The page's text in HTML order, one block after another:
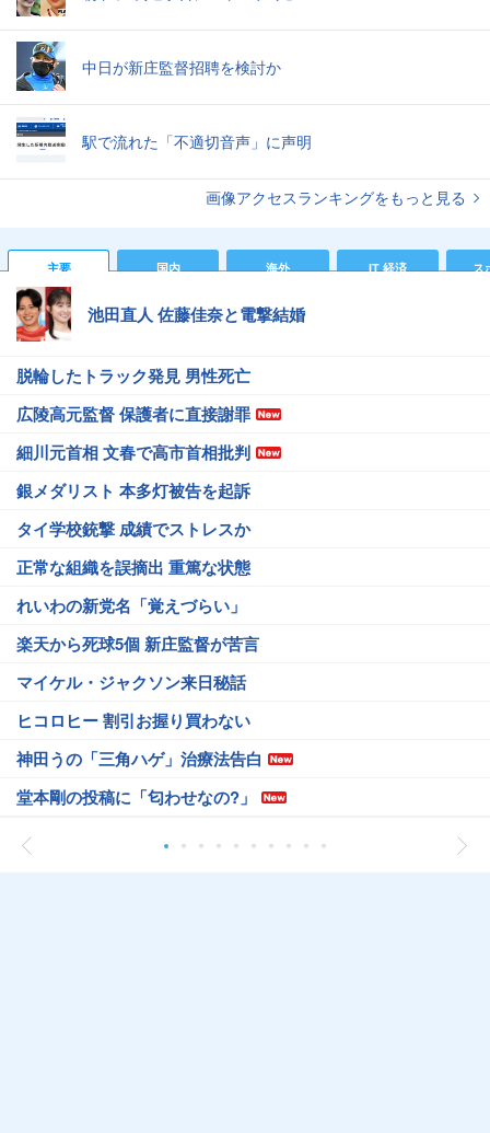
中日が新庄監督招聘を検討か
駅で流れた「不適切音声」に声明
画像アクセスランキングをもっと見る
主要 国内 海外 IT 経済 ス
池田直人 佐藤佳奈と電撃結婚
脱輪したトラック発見 男性死亡
広陵高元監督 保護者に直接謝罪
細川元首相 文春で高市首相批判
銀メダリスト 本多灯被告を起訴
タイ学校銃撃 成績でストレスか
正常な組織を誤摘出 重篤な状態
れいわの新党名「覚えづらい」
楽天から死球5個 新庄監督が苦言
マイケル・ジャクソン来日秘話
ヒコロヒー 割引お握り買わない
神田うの「三角ハゲ」治療法告白
堂本剛の投稿に「匂わせなの?」